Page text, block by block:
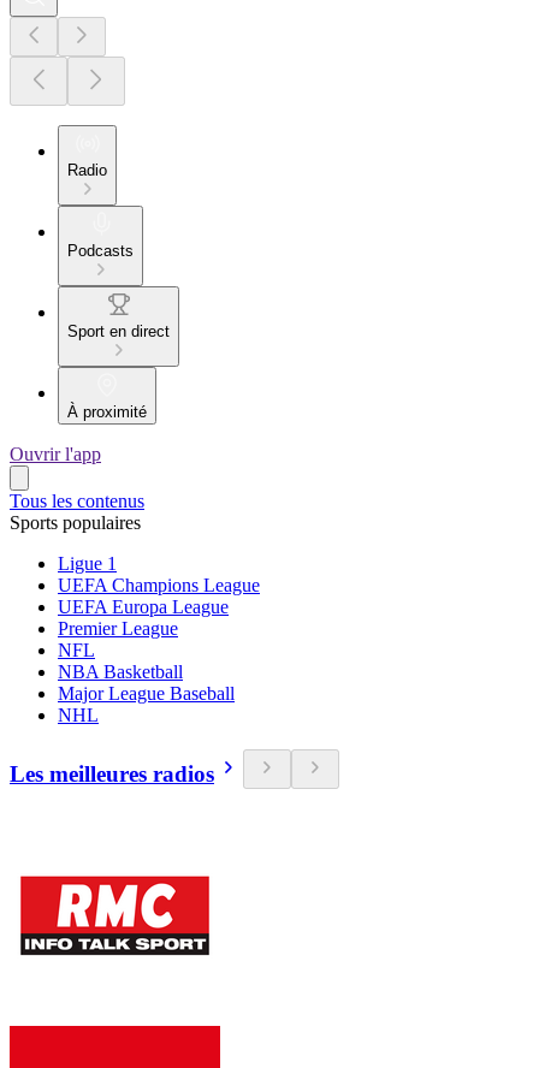
Radio
Podcasts
Sport en direct
À proximité
Ouvrir l'app
Tous les contenus
Sports populaires
Ligue 1
UEFA Champions League
UEFA Europa League
Premier League
NFL
NBA Basketball
Major League Baseball
NHL
Les meilleures radios